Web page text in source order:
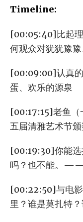
Timeline:
[00:05:40]比起理
何观众对犹犹豫
[00:09:00]认真
蛋、欢乐的源泉
[00:17:15]老鱼（
五届清雅艺术节
[00:19:30]你能选
吗？也不能。——
[00:22:50]与电影
里？谁是莫扎特